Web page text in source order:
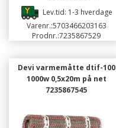
Lev.tid: 1-3 hverdage
Varenr.:5703466203163
Prodnr.:7235867529
Devi varmemåtte dtif-100
1000w 0,5x20m på net
7235867545